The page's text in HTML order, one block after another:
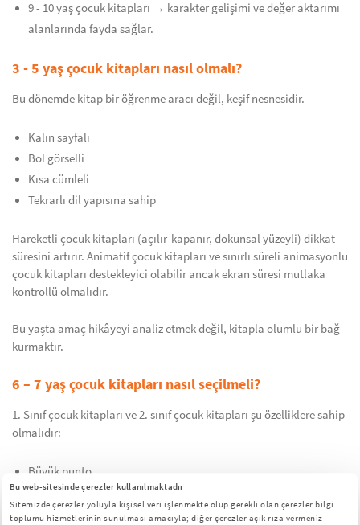
Bu web-sitesinde çerezler kullanılmaktadır
Sitemizde çerezler yoluyla kişisel veri işlenmekte olup gerekli olan çerezler bilgi
toplumu hizmetlerinin sunulması amacıyla; diğer çerezler açık rıza vermeniz
9 - 10 yaş çocuk kitapları → karakter gelişimi ve değer aktarımı
alanlarında fayda sağlar.
3 - 5 yaş çocuk kitapları nasıl olmalı?
Bu dönemde kitap bir öğrenme aracı değil, keşif nesnesidir.
Kalın sayfalı
Bol görselli
Kısa cümleli
Tekrarlı dil yapısına sahip
Hareketli çocuk kitapları (açılır-kapanır, dokunsal yüzeyli) dikkat
süresini artırır. Animatif çocuk kitapları ve sınırlı süreli animasyonlu
çocuk kitapları destekleyici olabilir ancak ekran süresi mutlaka
kontrollü olmalıdır.
Bu yaşta amaç hikâyeyi analiz etmek değil, kitapla olumlu bir bağ
kurmaktır.
6 – 7 yaş çocuk kitapları nasıl seçilmeli?
1. Sınıf çocuk kitapları ve 2. sınıf çocuk kitapları şu özelliklere sahip
olmalıdır:
Büyük punto
Kısa paragraf
Bol görsel